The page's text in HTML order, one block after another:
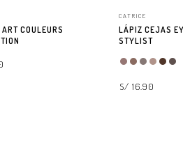
COULEURS
CATRICE
LÁPIZ CEJAS
STYLIST
S/ 16.90